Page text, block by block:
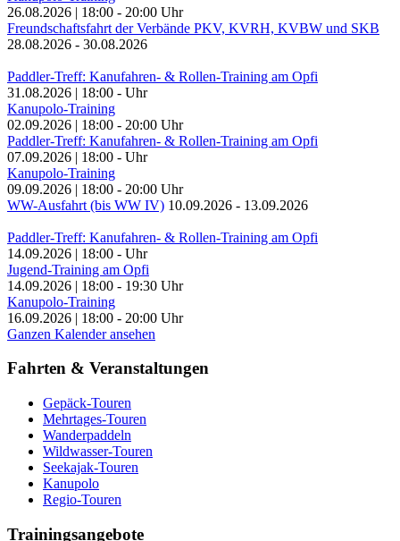
26.08.2026 | 18:00 - 20:00 Uhr
Freundschaftsfahrt der Verbände PKV, KVRH, KVBW und SKB
28.08.2026 - 30.08.2026
Paddler-Treff: Kanufahren- & Rollen-Training am Opfi
31.08.2026 | 18:00 - Uhr
Kanupolo-Training
02.09.2026 | 18:00 - 20:00 Uhr
Paddler-Treff: Kanufahren- & Rollen-Training am Opfi
07.09.2026 | 18:00 - Uhr
Kanupolo-Training
09.09.2026 | 18:00 - 20:00 Uhr
WW-Ausfahrt (bis WW IV) 10.09.2026 - 13.09.2026
Paddler-Treff: Kanufahren- & Rollen-Training am Opfi
14.09.2026 | 18:00 - Uhr
Jugend-Training am Opfi
14.09.2026 | 18:00 - 19:30 Uhr
Kanupolo-Training
16.09.2026 | 18:00 - 20:00 Uhr
Ganzen Kalender ansehen
Fahrten & Veranstaltungen
Gepäck-Touren
Mehrtages-Touren
Wanderpaddeln
Wildwasser-Touren
Seekajak-Touren
Kanupolo
Regio-Touren
Trainingsangebote